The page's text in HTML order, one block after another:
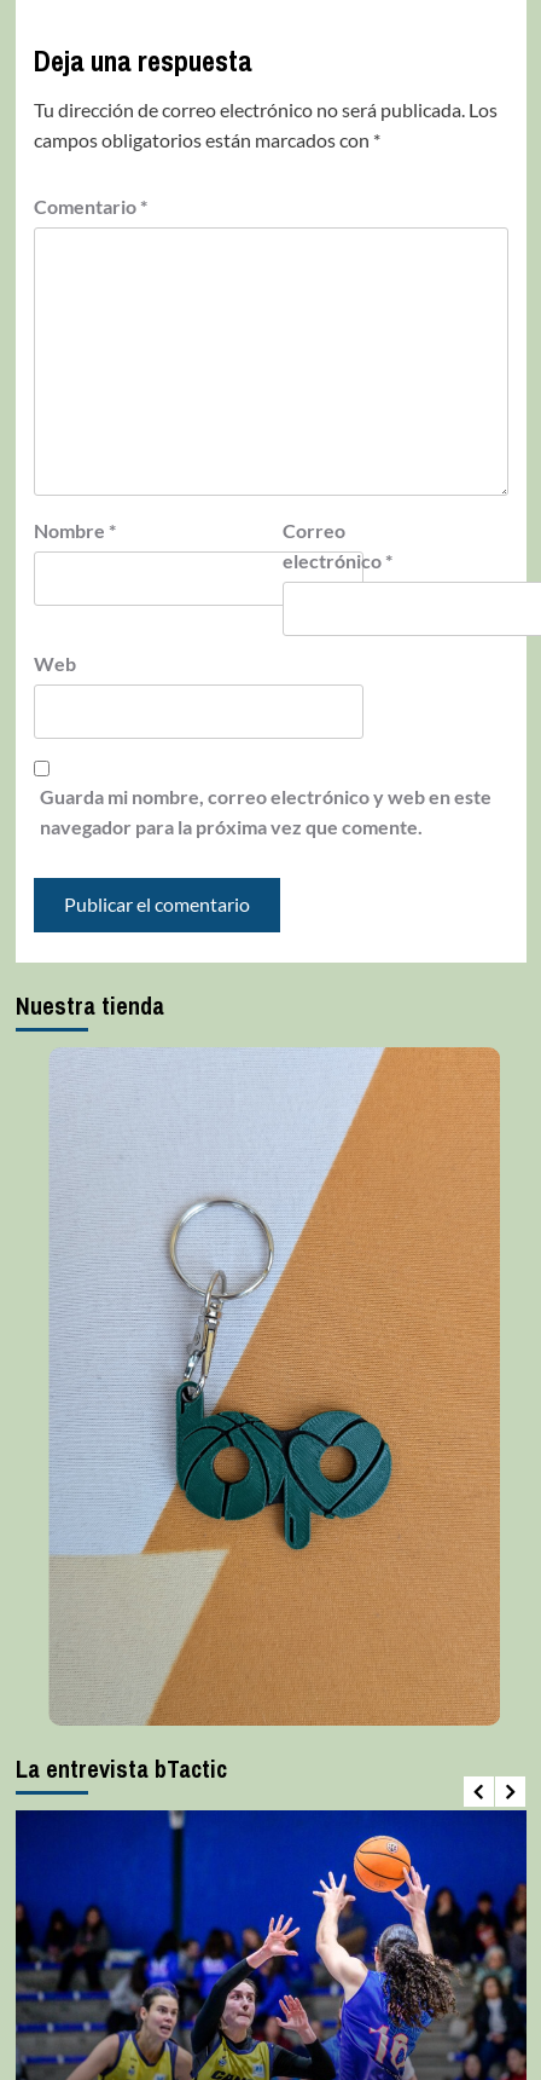
Deja una respuesta
Tu dirección de correo electrónico no será publicada. Los
campos obligatorios están marcados con *
Comentario *
Nombre *
Correo
electrónico *
Web
Guarda mi nombre, correo electrónico y web en este
navegador para la próxima vez que comente.
Nuestra tienda
La entrevista bTactic